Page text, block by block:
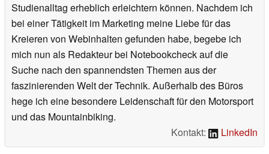
Studienalltag erheblich erleichtern können. Nachdem ich
bei einer Tätigkeit im Marketing meine Liebe für das
Kreieren von Webinhalten gefunden habe, begebe ich
mich nun als Redakteur bei Notebookcheck auf die
Suche nach den spannendsten Themen aus der
faszinierenden Welt der Technik. Außerhalb des Büros
hege ich eine besondere Leidenschaft für den Motorsport
und das Mountainbiking.
Kontakt:
LinkedIn